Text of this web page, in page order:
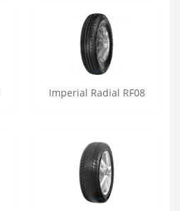
Imperial Radial RF08